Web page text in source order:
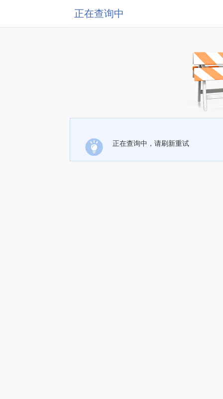
正在查询中
正在查询中，请刷新重试